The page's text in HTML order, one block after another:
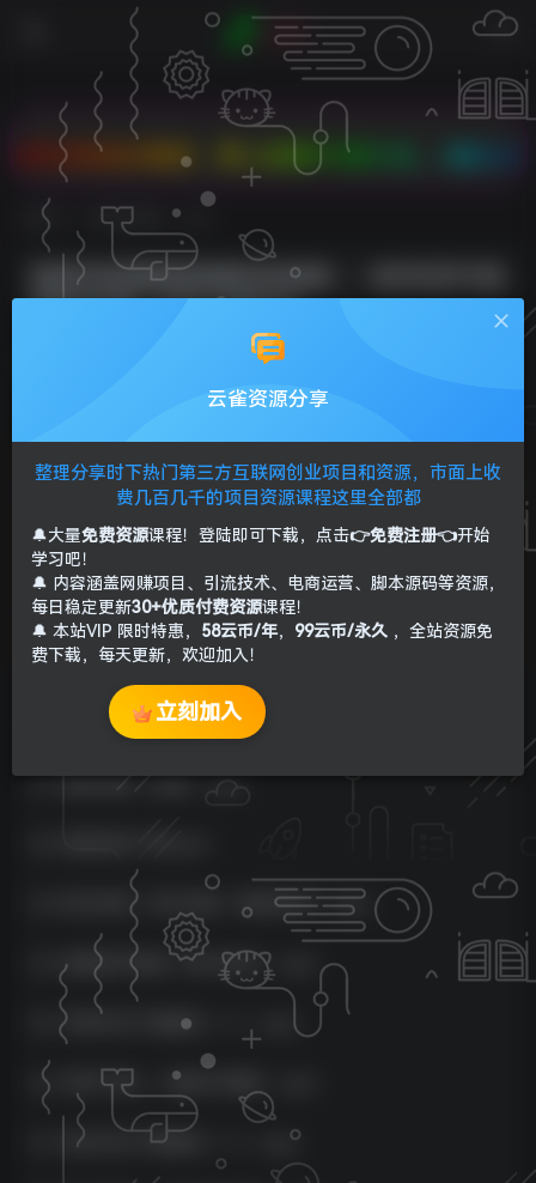
商品任意拼，双人成团PK有大礼，2核2G云服务
首页 VIP免费资源 正文
短剧另类新赛道剪辑解说实操班：一部手机学习短
课程内容：
01-课前讲解（必看）.mp4
03-账号诊断丶账号活跃（确定账号）.mp4
04-剪辑如何选剧（账号定位）.mp4
05-苹果手机下载素材（一）.mp4
06-苹果下载二（短剧不用看）.mp4
07-安卓手机下载素材（一）.mp4
云雀资源分享
整理分享时下热门第三方互联网创业项目和资源，市面上收
费几百几千的项目资源课程这里全部都
🔔大量免费资源课程！登陆即可下载，点击👉免费注册👈开始
学习吧！
🔔 内容涵盖网赚项目、引流技术、电商运营、脚本源码等资源，
每日稳定更新30+优质付费资源课程！
🔔 本站VIP 限时特惠， 58云币/年， 99云币/永久 ，全站资源免
费下载，每天更新，欢迎加入！
立刻加入